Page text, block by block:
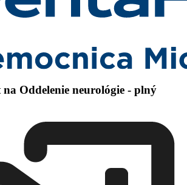
Oddelenie neurológie - plný